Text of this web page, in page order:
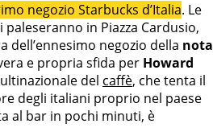
negozio Starbucks d’Italia. Le
in Piazza Cardusio,
dell’ennesimo negozio della nota
e propria sfida per Howard
del caffè, che tenta il
degli italiani proprio nel paese
al bar in pochi minuti, è